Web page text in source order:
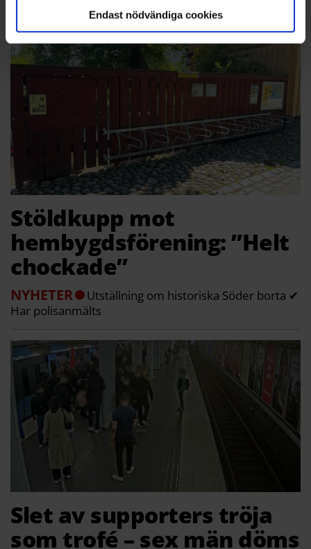
Endast nödvändiga cookies
hyresrätter vanligast
Stöldkupp mot
hembygdsförening: ”Helt
chockade”
NYHETER
Utställning om historiska Söder borta ✔
Har polisanmälts
Slet av supporters tröja
som trofé – sex män döms